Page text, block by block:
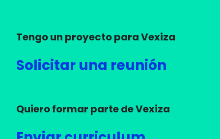
Tengo un proyecto para Vexiza
Solicitar una reunión
Quiero formar parte de Vexiza